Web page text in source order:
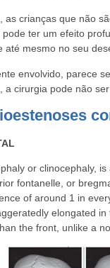
as crianças que não
ter um efeito
mesmo no seu
envolvido, parece
cirurgia pode não ser
or clinocephaly,
fontanelle, or
of around 1 in
elongated
the front, unlike a